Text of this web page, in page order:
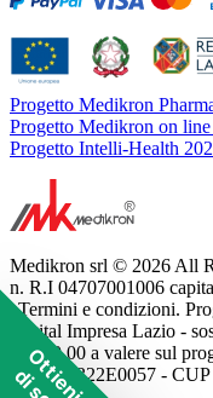
Progetto Medikron
Progetto Medikron on
Progetto Intelli-Health
Medikron srl © 2026 All
n. R.I 04707001006
| Termini e condizioni.
Digital Impresa Lazio -
11.250,00 a valere sul
POR A0322E0057 -